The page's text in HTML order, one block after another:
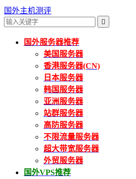
国外主机测评

国外服务器推荐
美国服务器
香港服务器(CN)
日本服务器
韩国服务器
亚洲服务器
站群服务器
高防服务器
不限流量服务器
超大带宽服务器
外贸服务器
国外VPS推荐